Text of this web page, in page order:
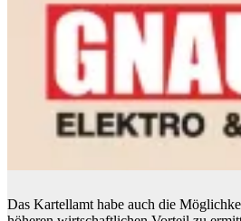
Das Kartellamt habe auch die